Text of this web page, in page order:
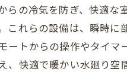
ルギーコストを抑えるた
市でのエネルギー効率
的な光熱費削減を目指
の冷気を防ぎ、快適
れらの設備は、瞬時
ートからの操作やタイ
快適で暖かい水廻り空